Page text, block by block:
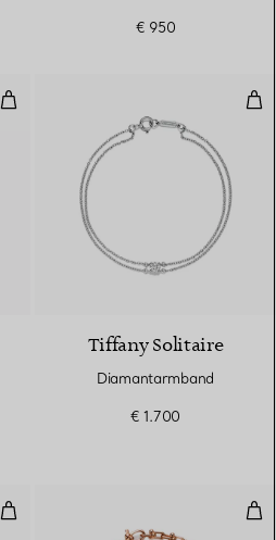
€ 950
Gliederarmband aus
Tiffany Solitaire
Diamantarmband
€ 1.700
Doppeltes Gliederarmband in